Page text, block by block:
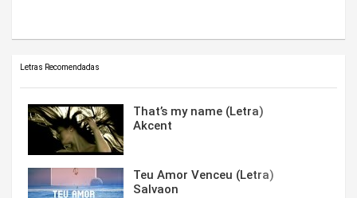
Letras Recomendadas
That’s my name (Letra)
Akcent
Teu Amor Venceu (Letra)
Salvaon